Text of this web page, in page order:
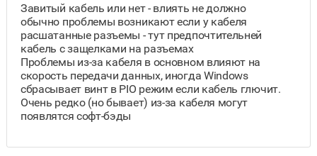
Завитый кабель или нет - влиять не должно
обычно проблемы возникают если у кабеля
расшатанные разъемы - тут предпочтительней
кабель с защелками на разъемах
Проблемы из-за кабеля в основном влияют на
скорость передачи данных, иногда Windows
сбрасывает винт в PIO режим если кабель глючит.
Очень редко (но бывает) из-за кабеля могут
появлятся софт-бэды